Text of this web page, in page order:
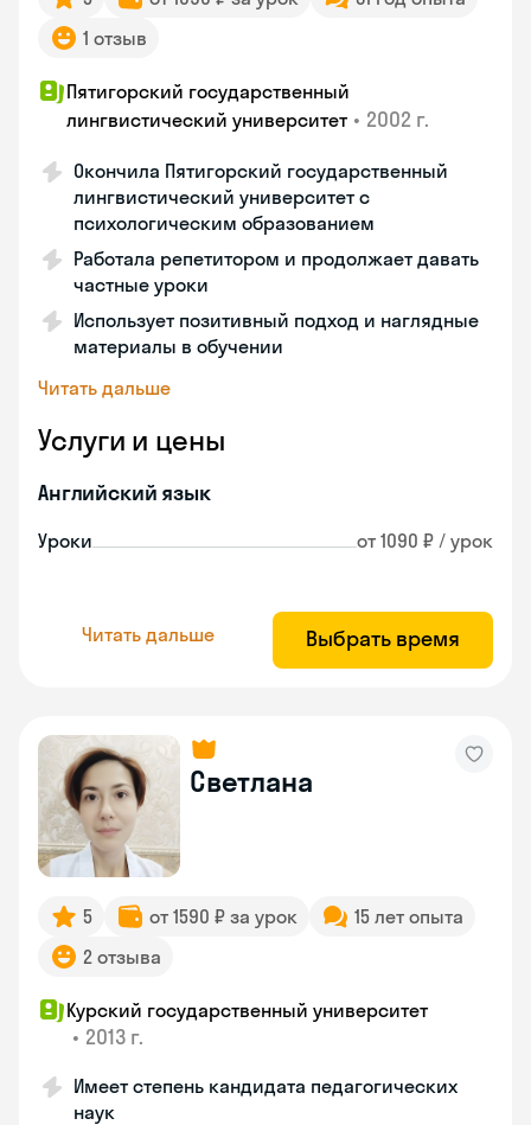
1 отзыв
Пятигорский государственный
лингвистический университет • 2002 г.
Окончила Пятигорский государственный
лингвистический университет с
психологическим образованием
Работала репетитором и продолжает давать
частные уроки
Использует позитивный подход и наглядные
материалы в обучении
Читать дальше
Услуги и цены
Английский язык
Уроки от 1090 ₽ / урок
Читать дальше Выбрать время
Светлана
5 от 1590 ₽ за урок
15 лет опыта
2 отзыва
Курский государственный университет
• 2013 г.
Имеет степень кандидата педагогических
наук